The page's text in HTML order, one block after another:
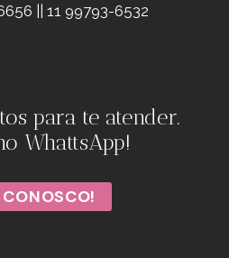
|| 11 99793-6532
para te atender.
WhattsApp!
CONOSCO!